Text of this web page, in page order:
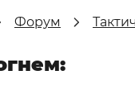
Форум